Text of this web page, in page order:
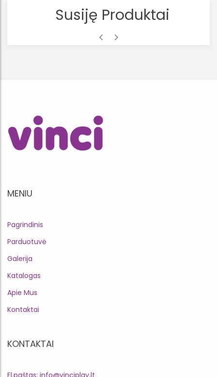
Susiję Produktai
MENIU
Pagrindinis
Parduotuvė
Galerija
Katalogas
Apie Mus
Kontaktai
KONTAKTAI
El.paštas: info@vinciplay.lt